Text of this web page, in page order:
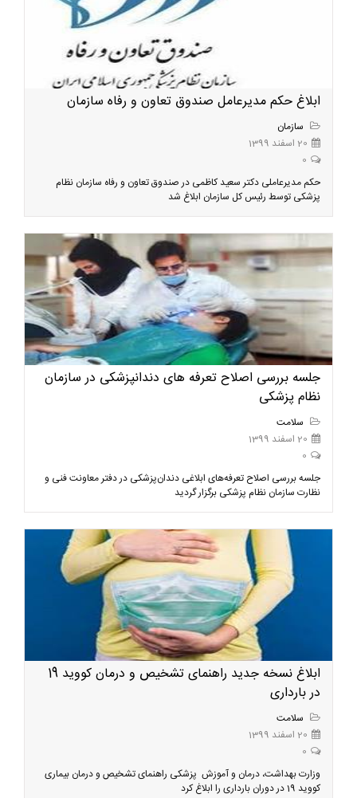
ابلاغ حکم مدیرعامل صندوق تعاون و رفاه سازمان
سازمان
20 اسفند 1399
0
حکم مدیرعاملی دکتر سعید کاظمی در صندوق تعاون و رفاه سازمان نظام
پزشکی توسط رئیس کل سازمان ابلاغ شد
جلسه بررسی اصلاح تعرفه های دندانپزشکی در سازمان
نظام پزشکی
سلامت
20 اسفند 1399
0
جلسه بررسی اصلاح تعرفه‌های ابلاغی دندان‌پزشکی در دفتر معاونت فنی و
نظارت سازمان نظام پزشکی برگزار گردید
ابلاغ نسخه جدید راهنمای تشخیص و درمان کووید 19
در بارداری
سلامت
20 اسفند 1399
0
وزارت بهداشت، درمان و آموزش پزشکی راهنمای تشخیص و درمان بیماری
کووید 19 در دوران بارداری را ابلاغ کرد